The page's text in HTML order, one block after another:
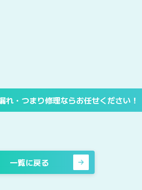
れ・つまり修理ならお任せください！
一覧に戻る